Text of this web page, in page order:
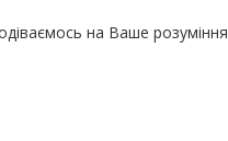
на Ваше розуміння